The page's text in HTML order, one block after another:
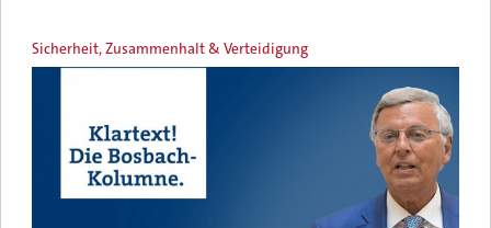
Sicherheit, Zusammenhalt & Verteidigung